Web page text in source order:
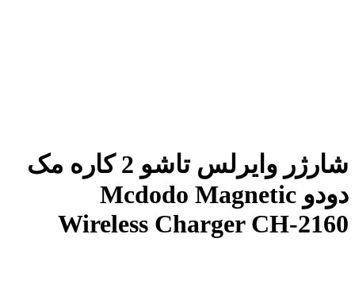
شارژر وایرلس تاشو 2 کاره مک
دودو Mcdodo Magnetic
Wireless Charger CH-2160